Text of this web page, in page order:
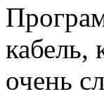
кабель,
очень